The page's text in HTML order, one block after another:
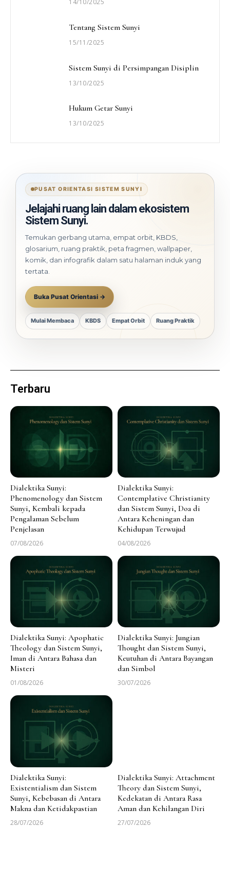
14/10/2025
Tentang Sistem Sunyi
15/11/2025
Sistem Sunyi di Persimpangan Disiplin
13/10/2025
Hukum Getar Sunyi
13/10/2025
PUSAT ORIENTASI SISTEM SUNYI
Jelajahi ruang lain dalam ekosistem
Sistem Sunyi.
Temukan gerbang utama, empat orbit, KBDS,
glosarium, ruang praktik, peta fragmen, wallpaper,
komik, dan infografik dalam satu halaman induk yang
tertata.
Buka Pusat Orientasi →
Mulai Membaca KBDS Empat Orbit Ruang Praktik
Terbaru
Dialektika Sunyi:
Phenomenology dan Sistem
Sunyi, Kembali kepada
Pengalaman Sebelum
Penjelasan
07/08/2026
Dialektika Sunyi:
Contemplative Christianity
dan Sistem Sunyi, Doa di
Antara Keheningan dan
Kehidupan Terwujud
04/08/2026
Dialektika Sunyi: Apophatic
Theology dan Sistem Sunyi,
Iman di Antara Bahasa dan
Misteri
01/08/2026
Dialektika Sunyi: Jungian
Thought dan Sistem Sunyi,
Keutuhan di Antara Bayangan
dan Simbol
30/07/2026
Dialektika Sunyi:
Existentialism dan Sistem
Sunyi, Kebebasan di Antara
Makna dan Ketidakpastian
28/07/2026
Dialektika Sunyi: Attachment
Theory dan Sistem Sunyi,
Kedekatan di Antara Rasa
Aman dan Kehilangan Diri
27/07/2026